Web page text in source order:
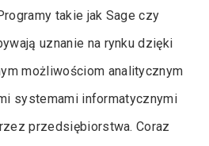
takie jak Sage czy
uznanie na rynku dzięki
możliwościom analitycznym
systemami informatycznymi
przedsiębiorstwa. Coraz